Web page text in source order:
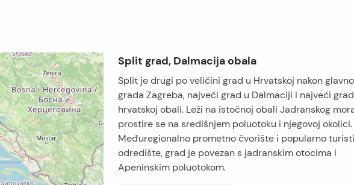
Split grad, Dalmacija obala
Split je drugi po veličini grad u Hrvatskoj nakon
grada Zagreba, najveći grad u Dalmaciji i najveći
hrvatskoj obali. Leži na istočnoj obali Jadranskog
prostire se na središnjem poluotoku i njegovoj okolici.
Međuregionalno prometno čvorište i popularno
odredište, grad je povezan s jadranskim otocima i
Apeninskim poluotokom.